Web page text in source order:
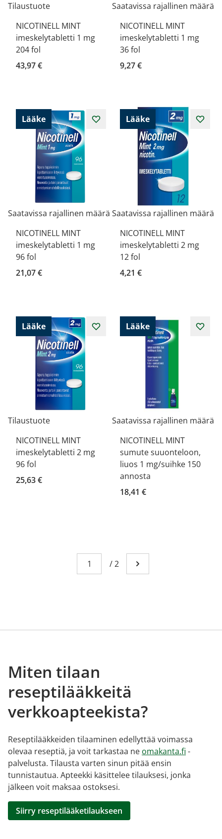
Tilaustuote
NICOTINELL MINT
imeskelytabletti 1 mg
204 fol
43,97 €
Saatavissa rajallinen määrä
NICOTINELL MINT
imeskelytabletti 1 mg
36 fol
9,27 €
Lääke
Saatavissa rajallinen määrä
NICOTINELL MINT
imeskelytabletti 1 mg
96 fol
21,07 €
Lääke
Saatavissa rajallinen määrä
NICOTINELL MINT
imeskelytabletti 2 mg
12 fol
4,21 €
Lääke
Tilaustuote
NICOTINELL MINT
imeskelytabletti 2 mg
96 fol
25,63 €
Lääke
Saatavissa rajallinen määrä
NICOTINELL MINT
sumute suuonteloon,
liuos 1 mg/suihke 150
annosta
18,41 €
Sivu
You're currently reading page 1
/2 Mene seuraavalle
Miten tilaan
reseptilääkkeitä
verkkoapteekista?
Reseptilääkkeiden tilaaminen edellyttää voimassa
olevaa reseptiä, ja voit tarkastaa ne omakanta.fi -
palvelusta. Tilausta varten sinun pitää ensin
tunnistautua. Apteekki käsittelee tilauksesi, jonka
jälkeen voit maksaa ostoksesi.
Siirry reseptilääketilaukseen